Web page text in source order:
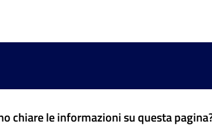
chiare le informazioni su questa